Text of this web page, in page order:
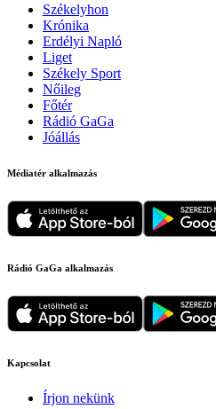
Székelyhon
Krónika
Erdélyi Napló
Liget
Székely Sport
Nőileg
Főtér
Rádió GaGa
Jóállás
Médiatér alkalmazás
Rádió GaGa alkalmazás
Kapcsolat
Írjon nekünk